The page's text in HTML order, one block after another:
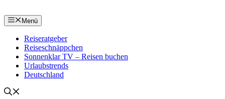
Menü
Reiseratgeber
Reiseschnäppchen
Sonnenklar TV – Reisen buchen
Urlaubstrends
Deutschland